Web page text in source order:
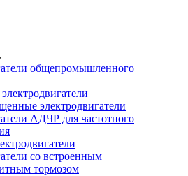
общепромышленного
электродвигатели
АДЧР для частотного
со встроенным
тормозом